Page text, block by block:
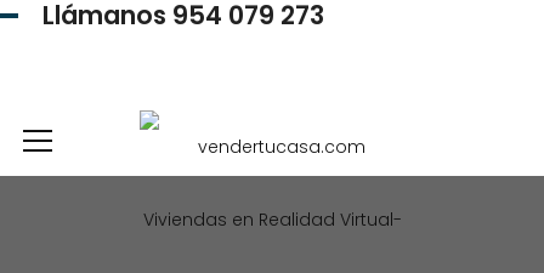
Llámanos 954 079 273